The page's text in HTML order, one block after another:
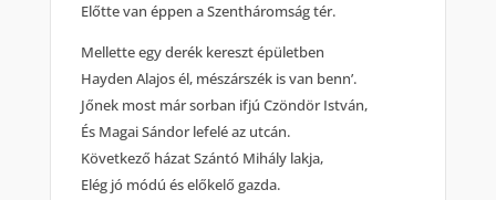
Előtte van éppen a Szentháromság tér.
Mellette egy derék kereszt épületben
Hayden Alajos él, mészárszék is van benn’.
Jőnek most már sorban ifjú Czöndör István,
És Magai Sándor lefelé az utcán.
Következő házat Szántó Mihály lakja,
Elég jó módú és előkelő gazda.